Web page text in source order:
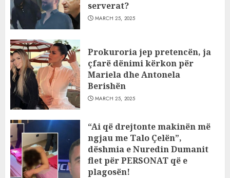
serverat?
MARCH 25, 2025
Prokuroria jep pretencën, ja
çfarë dënimi kërkon për
Mariela dhe Antonela
Berishën
MARCH 25, 2025
“Ai që drejtonte makinën më
ngjau me Talo Çelën”,
dëshmia e Nuredin Dumanit
flet për PERSONAT që e
plagosën!